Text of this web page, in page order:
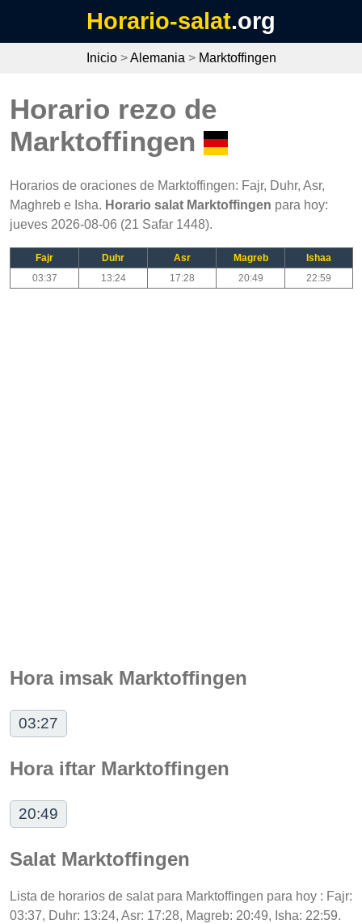
Horario-salat.org
Inicio>Alemania > Marktoffingen
Horario rezo de
Marktoffingen
Horarios de oraciones de Marktoffingen: Fajr, Duhr, Asr,
Maghreb e Isha. Horario salat Marktoffingen para hoy:
jueves 2026-08-06 (21 Safar 1448).
Fajr Duhr Asr Magreb
Ishaa
03:37
13:24 17:28 20:49 22:59
Hora imsak Marktoffingen
03:27
Hora iftar Marktoffingen
20:49
Salat Marktoffingen
Lista de horarios de salat para Marktoffingen para hoy : Fajr:
03:37, Duhr: 13:24, Asr: 17:28, Magreb: 20:49, Isha: 22:59.